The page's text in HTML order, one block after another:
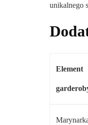
unikalnego
Element